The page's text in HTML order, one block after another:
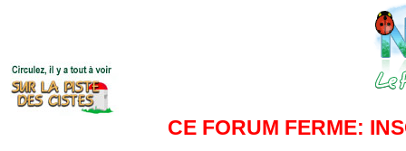
CE FORUM FERME: